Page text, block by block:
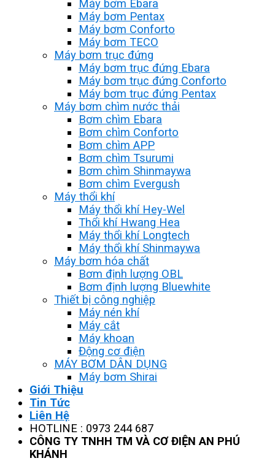
Máy bơm Ebara
Máy bơm Pentax
Máy bơm Conforto
Máy bơm TECO
Máy bơm trục đứng
Máy bơm trục đứng Ebara
Máy bơm trục đứng Conforto
Máy bơm trục đứng Pentax
Máy bơm chìm nước thải
Bơm chìm Ebara
Bơm chìm Conforto
Bơm chìm APP
Bơm chìm Tsurumi
Bơm chìm Shinmaywa
Bơm chìm Evergush
Máy thổi khí
Máy thổi khí Hey-Wel
Thổi khí Hwang Hea
Máy thổi khí Longtech
Máy thổi khí Shinmaywa
Máy bơm hóa chất
Bơm định lượng OBL
Bơm định lượng Bluewhite
Thiết bị công nghiệp
Máy nén khí
Máy cắt
Máy khoan
Động cơ điện
MÁY BƠM DÂN DỤNG
Máy bơm Shirai
Giới Thiệu
Tin Tức
Liên Hệ
HOTLINE : 0973 244 687
CÔNG TY TNHH TM VÀ CƠ ĐIỆN AN PHÚ
KHÁNH